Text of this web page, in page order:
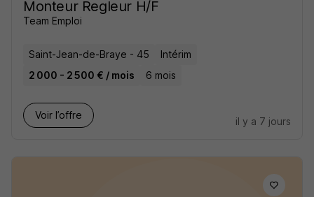
Monteur Regleur H/F
Team Emploi
Saint-Jean-de-Braye - 45
Intérim
2 000 - 2 500 € / mois
6 mois
Voir l’offre
il y a 7 jours